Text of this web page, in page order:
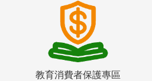
教育消費者保護專區